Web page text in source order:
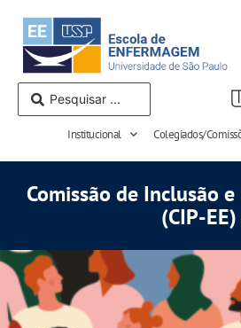
Institucional Colegiados/
Comissão de Inclusão
(CIP-EE)